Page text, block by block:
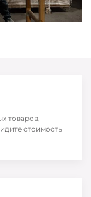
товаров,
стоимость